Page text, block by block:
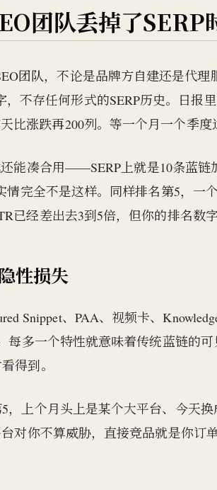
团队丢掉了SERP
团队，不论是品牌方自建还是代
，不存任何形式的SERP历史。日报
比涨跌再200列。等一个月一个季度
能凑合用——SERP上就是10条蓝
情完全不是这样。同样排名第5，一
已经差出去3到5倍，但你的排名数
性损失
Snippet、PAA、视频卡、
每多一个特性就意味着传统蓝链的
得到。
，上个月头上是某个大平台、今天
你不算威胁，直接竞品就是你订